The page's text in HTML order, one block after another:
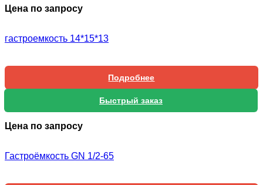
Цена по запросу
гастроемкость 14*15*13
Подробнее
Быстрый заказ
Цена по запросу
Гастроёмкость GN 1/2-65